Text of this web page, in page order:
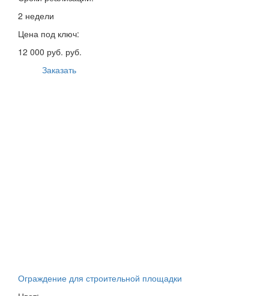
2 недели
Цена под ключ:
12 000 руб. руб.
Заказать
Ограждение для строительной площадки